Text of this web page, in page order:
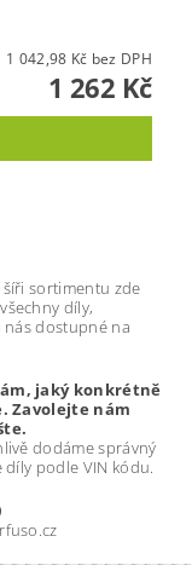
1 042,98 Kč bez DPH
1 262 Kč
šíři sortimentu zde
díly,
nás dostupné na
jaký konkrétně
Zavolejte nám
dodáme správný
díly podle VIN kódu.